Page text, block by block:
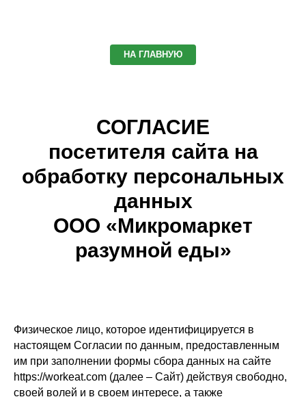
НА ГЛАВНУЮ
СОГЛАСИЕ
посетителя сайта на
обработку персональных
данных
ООО «Микромаркет
разумной еды»
Физическое лицо, которое идентифицируется в
настоящем Согласии по данным, предоставленным
им при заполнении формы сбора данных на сайте
https://workeat.com (далее – Сайт) действуя свободно,
своей волей и в своем интересе, а также